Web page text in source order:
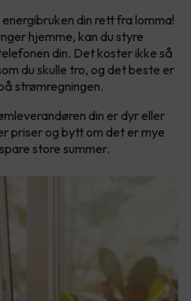
din rett fra lomma!
hjemme, kan du styre
din. Det koster ikke så
du skulle tro, og det beste er
strømregningen.
din er dyr eller
priser og bytt om det er mye
store summer.